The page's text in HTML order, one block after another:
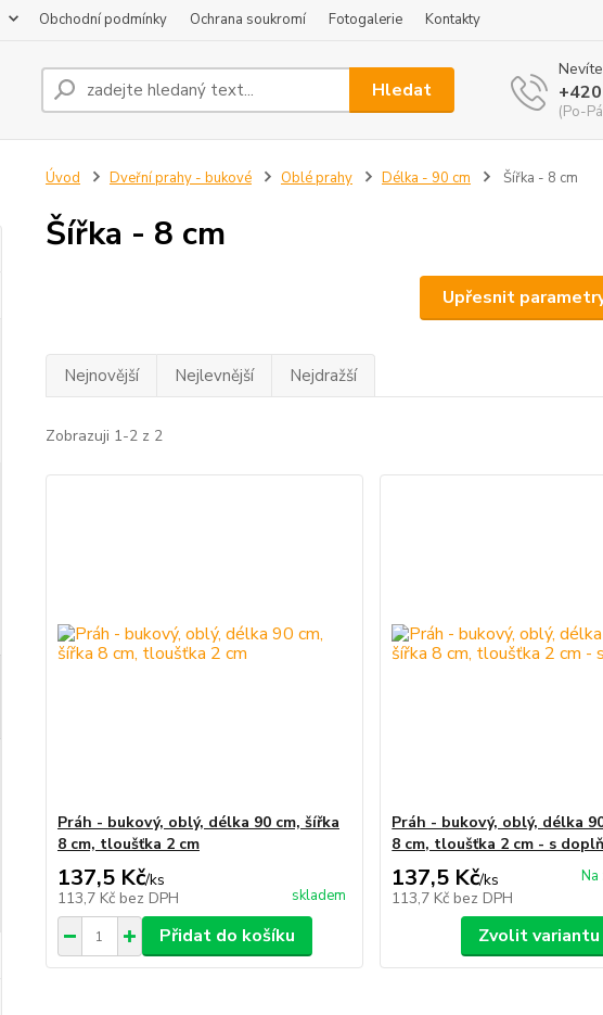
Obchodní podmínky Ochrana soukromí Fotogalerie Kontakty
Hledat
(Po-
Úvod Dveřní prahy - bukové Oblé prahy Délka - 90 cm Šířka - 8 cm
Šířka - 8 cm
Upřesnit
Nejnovější Nejlevnější Nejdražší
Zobrazuji 1-2 z 2
Práh - bukový, oblý, délka 90 cm, šířka
8 cm, tloušťka 2 cm
137,5 Kč/ks
113,7 Kč bez DPH skladem
Přidat do košíku
Práh - bukový, oblý, délka
8 cm, tloušťka 2 cm - s
137,5 Kč/ks
113,7 Kč bez DPH
Na
Zvolit variantu